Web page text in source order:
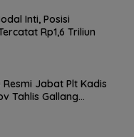
Inti, Posisi
Rp1,6 Triliun
Jabat Plt Kadis
Tahlis Gallang